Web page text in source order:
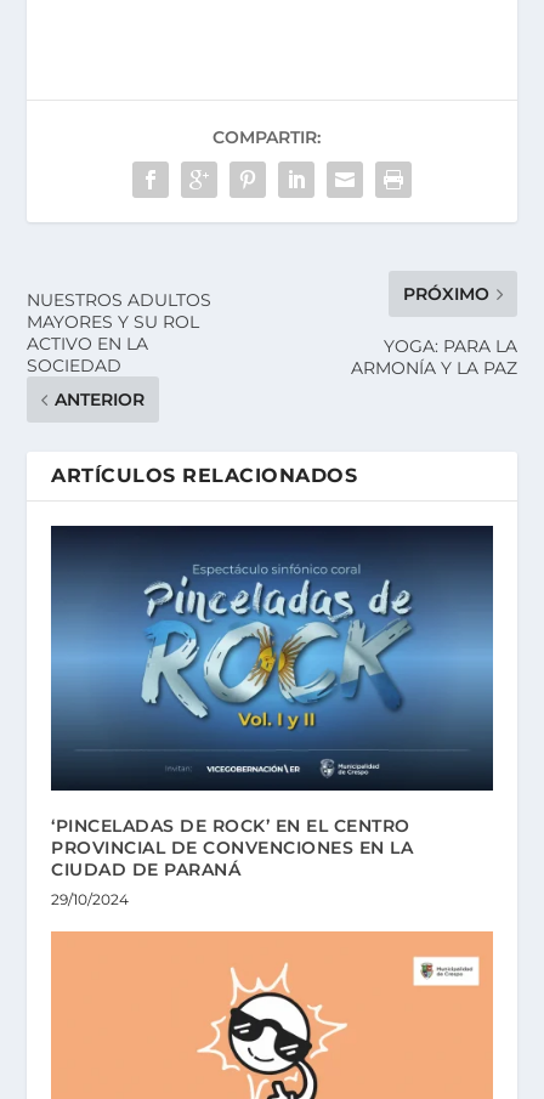
COMPARTIR:
NUESTROS ADULTOS
MAYORES Y SU ROL
ACTIVO EN LA
SOCIEDAD
ANTERIOR
PRÓXIMO
YOGA: PARA LA
ARMONÍA Y LA PAZ
ARTÍCULOS RELACIONADOS
‘PINCELADAS DE ROCK’ EN EL CENTRO
PROVINCIAL DE CONVENCIONES EN LA
CIUDAD DE PARANÁ
29/10/2024